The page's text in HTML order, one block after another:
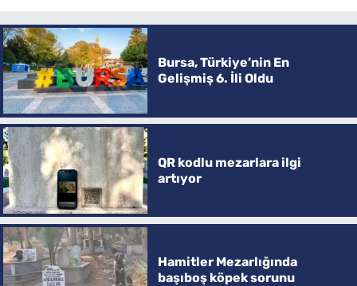
Bursa, Türkiye’nin En
Gelişmiş 6. İli Oldu
QR kodlu mezarlara ilgi
artıyor
Hamitler Mezarlığında
başıboş köpek sorunu